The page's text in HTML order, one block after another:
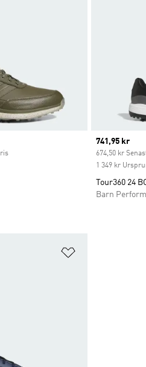
Current price
741,95 kr
674,50 kr
1 349 kr
Tour360 24
Barn